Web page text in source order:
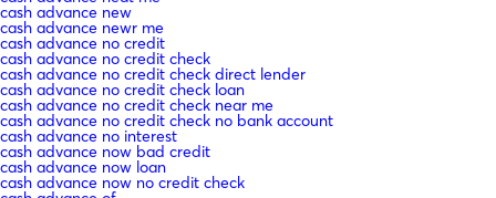
cash advance new
cash advance newr me
cash advance no credit
cash advance no credit check
cash advance no credit check direct lender
cash advance no credit check loan
cash advance no credit check near me
cash advance no credit check no bank account
cash advance no interest
cash advance now bad credit
cash advance now loan
cash advance now no credit check